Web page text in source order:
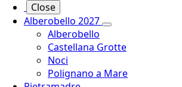
Close
Alberobello 2027
Alberobello
Castellana Grotte
Noci
Polignano a Mare